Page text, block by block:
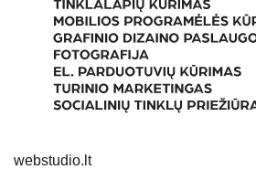
webstudio.lt